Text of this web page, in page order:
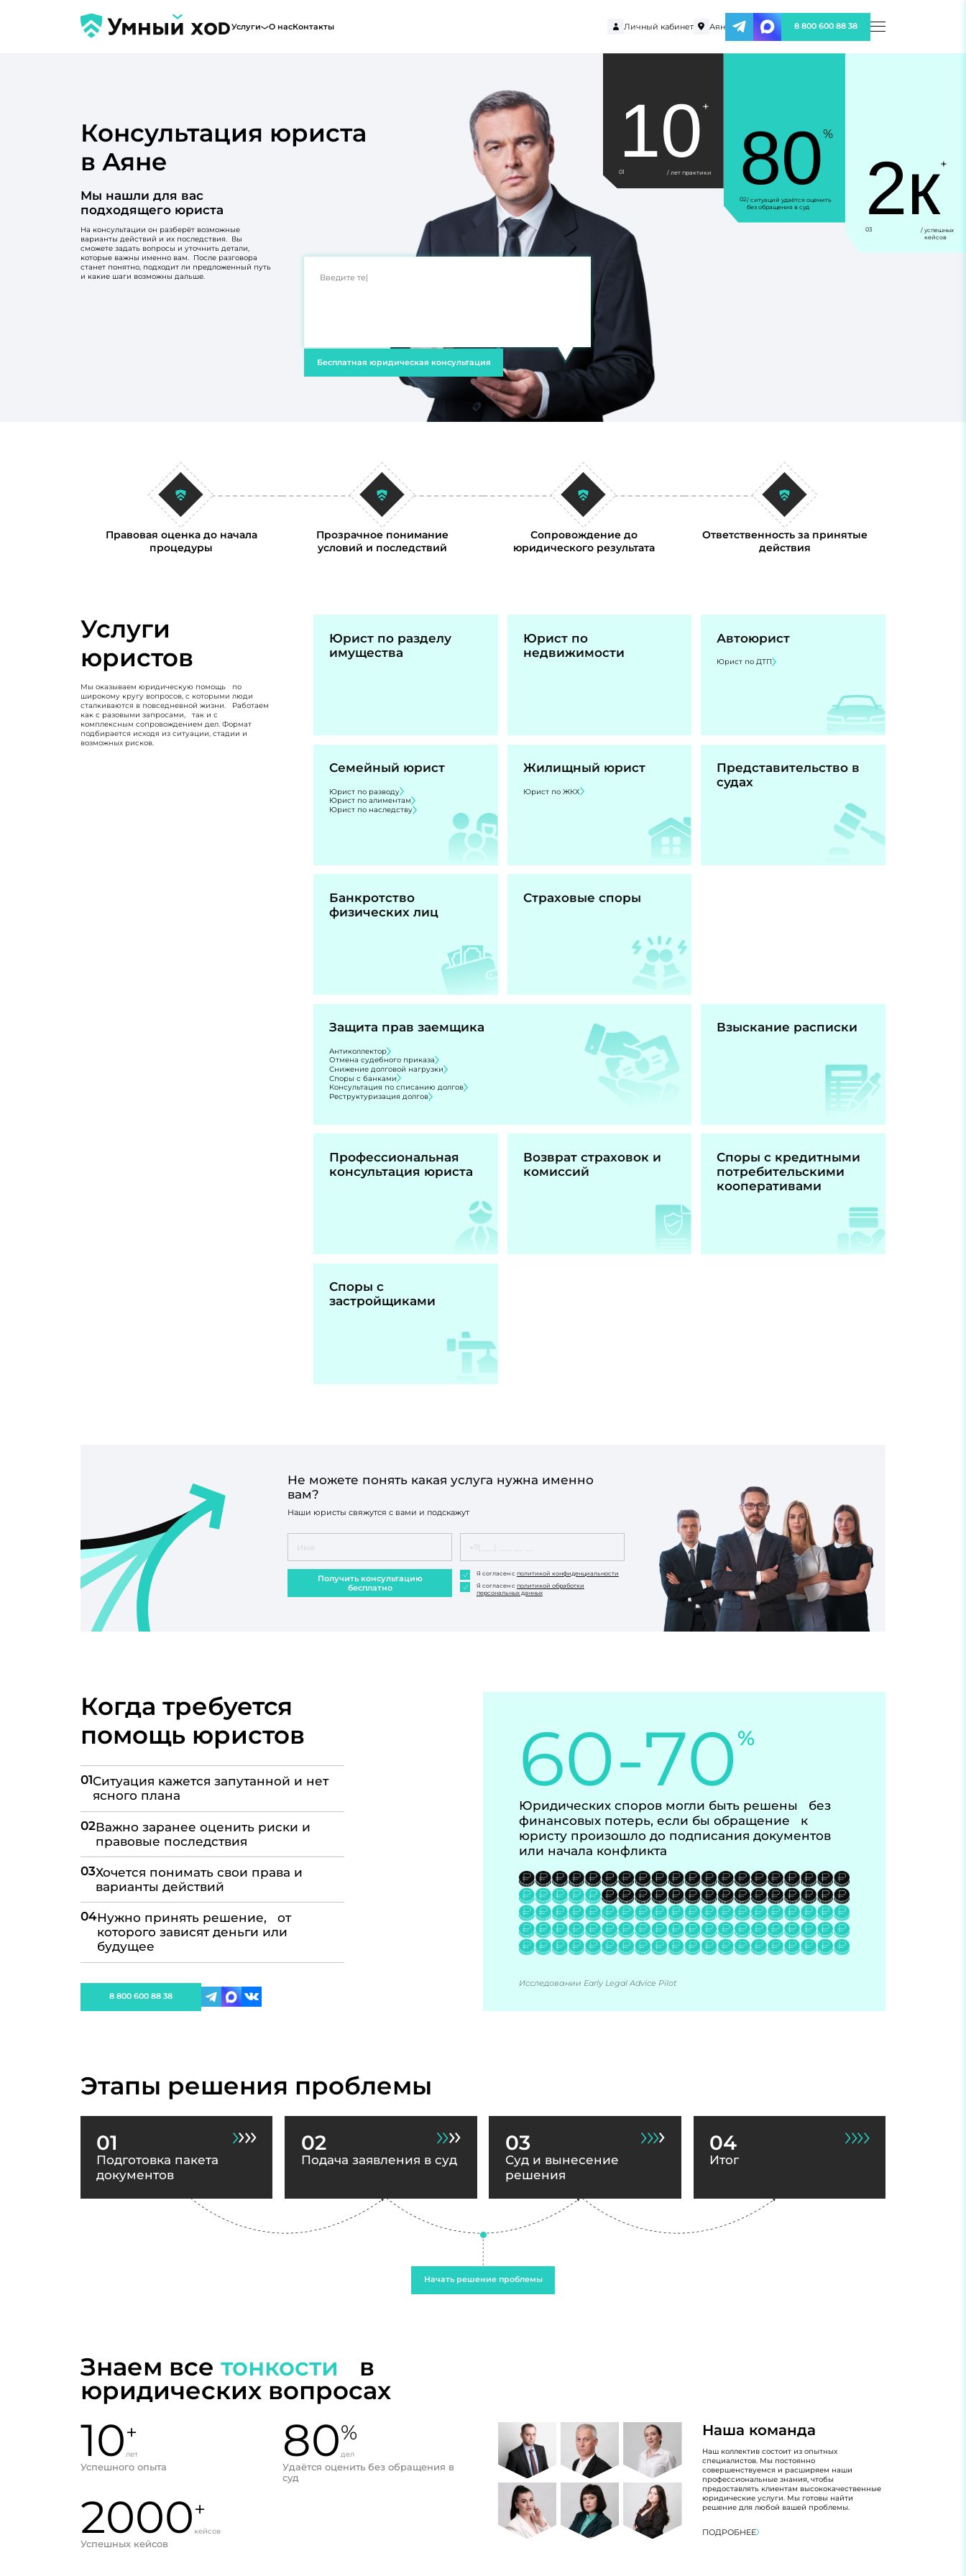
Услуги О насКонтакты Личный кабинет Аян 8 800 600 88 38
Консультация юриста
в Аяне
Мы нашли для вас
подходящего юриста
На консультации он разберёт возможные
варианты действий и их последствия. Вы
сможете задать вопросы и уточнить детали,
которые важны именно вам. После разговора
станет понятно, подходит ли предложенный путь
и какие шаги возможны дальше.
Бесплатная юридическая консультация
10 +
01 / лет практики 80%
02/ ситуаций удаётся оценить
без обращения в суд
2к+
03
/ успешных
кейсов
Правовая оценка до начала
процедуры
Прозрачное понимание
условий и последствий
Сопровождение до
юридического результата
Ответственность за принятые
действия
Услуги
юристов
Мы оказываем юридическую помощь по
широкому кругу вопросов, с которыми люди
сталкиваются в повседневной жизни. Работаем
как с разовыми запросами, так и с
комплексным сопровождением дел. Формат
подбирается исходя из ситуации, стадии и
возможных рисков.
Юрист по разделу
имущества
Юрист по
недвижимости
Автоюрист
Юрист по ДТП
Семейный юрист
Юрист по разводу
Юрист по алиментам
Юрист по наследству
Жилищный юрист
Юрист по ЖКХ
Представительство в
судах
Банкротство
физических лиц
Страховые споры
Защита прав заемщика
Антиколлектор
Отмена судебного приказа
Снижение долговой нагрузки
Споры с банками
Консультация по списанию долгов
Реструктуризация долгов
Взыскание расписки
Профессиональная
консультация юриста
Возврат страховок и
комиссий
Споры с кредитными
потребительскими
кооперативами
Споры с
застройщиками
Не можете понять какая услуга нужна именно
вам?
Наши юристы свяжутся с вами и подскажут
Получить консультацию
бесплатно
Я согласен с политикой конфиденциальности
Я согласен с политикой обработки
персональных данных
Когда требуется
помощь юристов
01Ситуация кажется запутанной и нет
ясного плана
02Важно заранее оценить риски и
правовые последствия
03Хочется понимать свои права и
варианты действий
04Нужно принять решение, от
которого зависят деньги или
будущее
8 800 600 88 38
60-70%
Юридических споров могли быть решены без
финансовых потерь, если бы обращение к
юристу произошло до подписания документов
или начала конфликта
Исследовании Early Legal Advice Pilot
Этапы решения проблемы
01
Подготовка пакета
документов
02
Подача заявления в суд
03
Суд и вынесение
решения
04
Итог
Начать решение проблемы
Знаем все тонкости в
юридических вопросах
10+
лет
Успешного опыта
80%
дел
Удаётся оценить без обращения в
суд
2000+
кейсов
Успешных кейсов
Наша команда
Наш коллектив состоит из опытных
специалистов. Мы постоянно
совершенствуемся и расширяем наши
профессиональные знания, чтобы
предоставлять клиентам высококачественные
юридические услуги. Мы готовы найти
решение для любой вашей проблемы.
ПОДРОБНЕЕ